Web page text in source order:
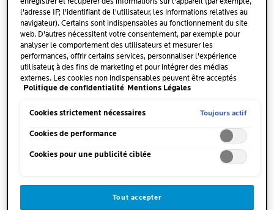
l’activité volcanique à proximité. Elle émerge à la
surface avec unetempérature supérieure à 20 °C
et est naturellementriche en minéraux et oligo-
élémentstels que le zinc, le sélénium, le cuivre et
le calcium. Ces propriétés uniques en font un
ingrédientbienfaisant pour le corps tout entier
COMMENT L’EAU THERMALE
l'adresse IP, l'identifiant de l'utilisateur, les informations relatives au
navigateur). Certains sont indispensables au fonctionnement du site
web. D'autres nécessitent votre consentement, par exemple pour
analyser le comportement des utilisateurs et mesurer les
performances, offrir certains services, personnaliser l'expérience
utilisateur, à des fins de marketing et pour intégrer des médias
externes. Les cookies non indispensables peuvent être acceptés
directement (« Accepter tous ») ou refusés (« Continuer sans
paramètres et d'enregistrer vos préférences (« Enregistrer mes choix
sur le lien « Paramètres des cookies ». Pour plus d'informations,
Politique de confidentialité Mentions Légales
Cookies strictement nécessaires Toujours actif
Cookies de performance
Cookies pour une publicité ciblée
Tout accepter